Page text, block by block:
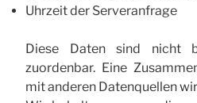
Uhrzeit der Serveranfrage
Diese Daten sind nicht
zuordenbar. Eine
mit anderen Datenquellen